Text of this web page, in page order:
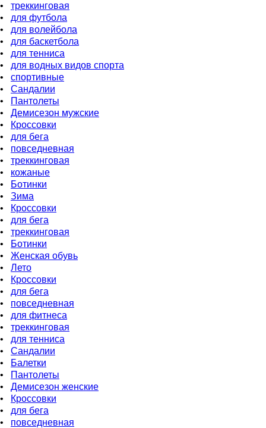
• треккинговая
• для футбола
• для волейбола
• для баскетбола
• для тенниса
• для водных видов спорта
• спортивные
• Сандалии
•
Пантолеты
• Демисезон мужские
•
Кроссовки
• для бега
• повседневная
• треккинговая
• кожаные
•
Ботинки
• Зима
•
Кроссовки
• для бeга
• треккинговая
•
Ботинки
• Женская обувь
• Лето
•
Кроссовки
• для бега
• повседневная
• для фитнеса
• треккинговая
• для тенниса
• Сандалии
•
Балетки
•
Пантолеты
• Демисезон женские
•
Кроссовки
• для бега
• повседневная